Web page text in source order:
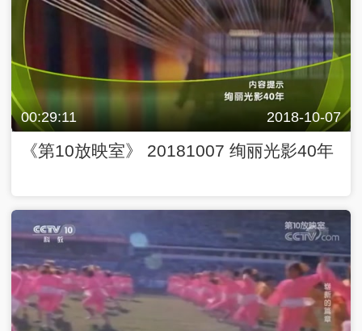
00:29:11 2018-10-07
《第10放映室》 20181007 绚丽光影40年